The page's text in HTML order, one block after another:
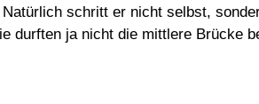
schritt er nicht selbst,
durften ja nicht die mittlere Brücke